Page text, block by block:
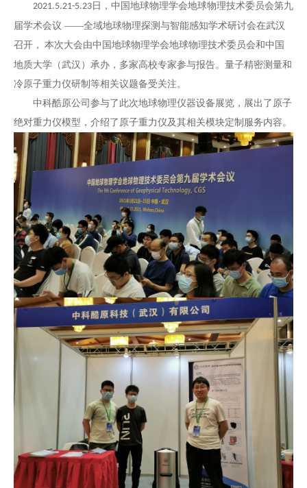
2021.5.21-5.23 日，中国地球物理学会地球物理技术委员会第九
届学术会议 ——全域地球物理探测与智能感知学术研讨会在武汉
召开， 本次大会由中国地球物理学会地球物理技术委员会和中国
地质大学（武汉）承办，多家高校专家参与报告。量子精密测量和
冷原子重力仪研制等相关议题备受关注。
中科酷原公司参与了此次地球物理仪器设备展览，展出了原子
绝对重力仪模型，介绍了原子重力仪及其相关模块定制服务内容。